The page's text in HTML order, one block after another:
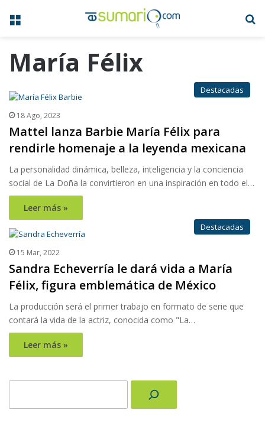
Menú
María Félix
Destacadas
18 Ago, 2023
Mattel lanza Barbie María Félix para
rendirle homenaje a la leyenda mexicana
La personalidad dinámica, belleza, inteligencia y la conciencia
social de La Doña la convirtieron en una inspiración en todo el…
Leer más »
Destacadas
15 Mar, 2022
Sandra Echeverría le dará vida a María
Félix, figura emblemática de México
La producción será el primer trabajo en formato de serie que
contará la vida de la actriz, conocida como "La…
Leer más »